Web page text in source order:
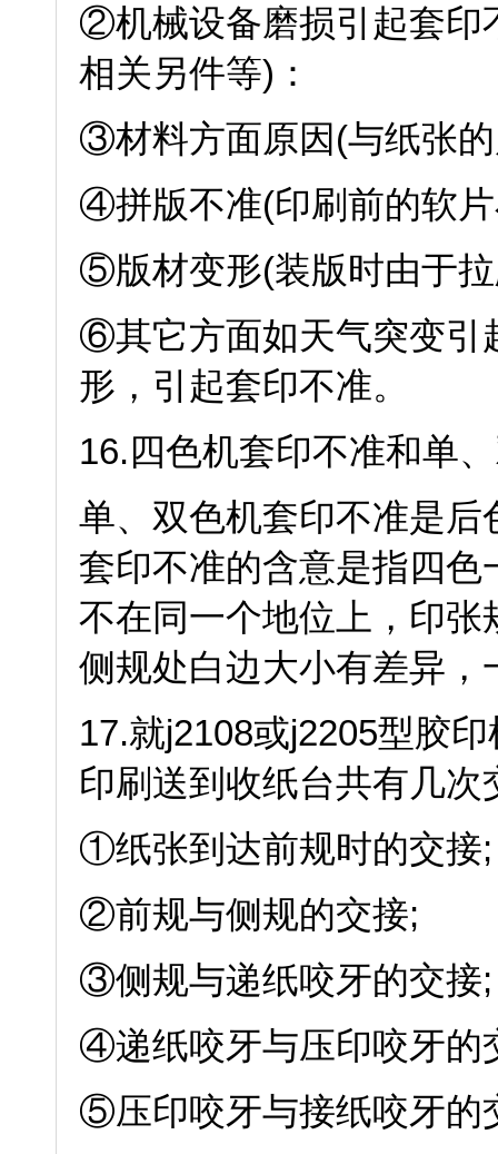
②机械设备磨损引起套印
相关另件等)：
③材料方面原因(与纸张
④拼版不准(印刷前的软
⑤版材变形(装版时由于
⑥其它方面如天气突变引
形，引起套印不准。
16.四色机套印不准和单
单、双色机套印不准是
套印不准的含意是指四
不在同一个地位上，印
侧规处白边大小有差异，
17.就j2108或j2205型胶
印刷送到收纸台共有几次
①纸张到达前规时的交接;
②前规与侧规的交接;
③侧规与递纸咬牙的交接;
④递纸咬牙与压印咬牙的
⑤压印咬牙与接纸咬牙的